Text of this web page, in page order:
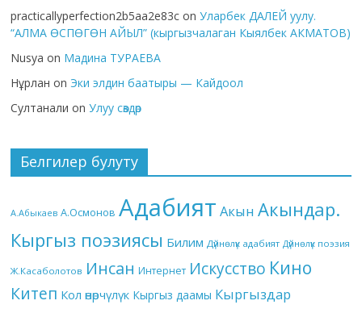
practicallyperfection2b5aa2e83c onУларбек ДАЛЕЙ уулу.
“АЛМА ӨСПӨГӨН АЙЫЛ” (кыргызчалаган Кыялбек АКМАТОВ)
Nusya on Мадина ТУРАЕВА
Нұрлан on Эки элдин баатыры — Кайдоол
Султанали onУлуу сөздөр
Белгилер булуту
А.Абыкаев А.Осмонов Адабият Акын Акындар.
Кыргыз поэзиясы Билим Дүйнөлүк адабият Дүйнөлүк поэзия
Ж.Касаболотов Инсан Интернет Искусство Кино
Китеп Кол өнөрчүлүк Кыргыз даамы Кыргыздар